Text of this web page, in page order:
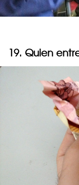
19. Quien